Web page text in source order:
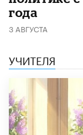
года
3 АВГУСТА
УЧИТЕЛЯ